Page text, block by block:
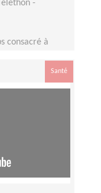
-
consacré à
àSanté